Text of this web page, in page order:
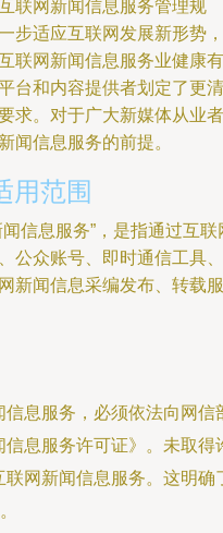
联网新闻信息服务管理规
步适应互联网发展新形势，
联网新闻信息服务业健康有
台和内容提供者划定了更清
求。对于广大新媒体从业者
闻信息服务的前提。
用范围
信息服务”，是指通过互联
公众账号、即时通信工具、
新闻信息采编发布、转载服
信息服务，必须依法向网信
息服务许可证》。未取得
网新闻信息服务。这明确